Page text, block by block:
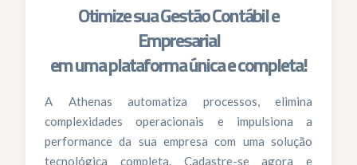
Otimize sua Gestão Contábil e
Empresarial
em uma plataforma única e completa!
A Athenas automatiza processos, elimina
complexidades operacionais e impulsiona a
performance da sua empresa com uma solução
tecnológica completa. Cadastre-se agora e